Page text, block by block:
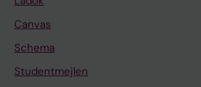
Canvas
Schema
Studentmejlen